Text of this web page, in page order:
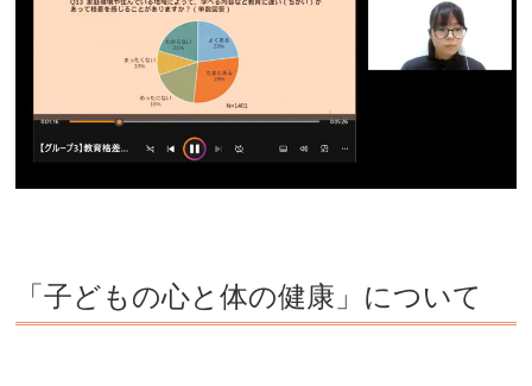
「子どもの心と体の健康」について